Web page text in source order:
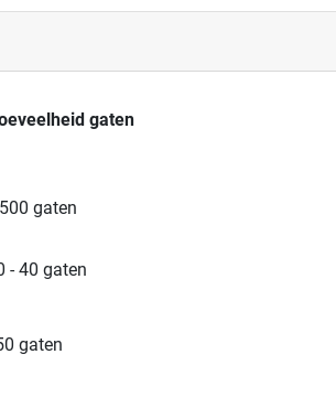
gaten
gaten
- 40 gaten
gaten